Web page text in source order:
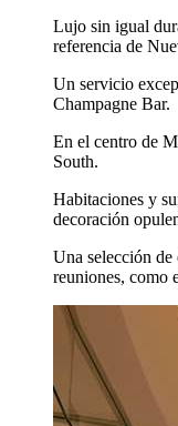
Lujo sin igual
referencia de
Un servicio
Champagne Bar.
En el centro de
South.
Habitaciones y
decoración
Una selección de
reuniones, como